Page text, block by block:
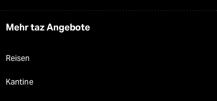
Mehr taz Angebote
Reisen
Kantine